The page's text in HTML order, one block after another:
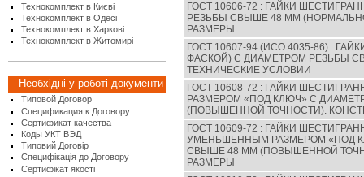
Технокомплект в Києві
Технокомплект в Одесі
Технокомплект в Харкові
Технокомплект в Житомирі
Необхідні у роботі документи
Типовой Договор
Спецификация к Договору
Сертификат качества
Коды УКТ ВЭД
Типовий Договір
Специфікація до Договору
Сертифікат якості
ГОСТ 10606-72 : ГАЙКИ
РЕЗЬБЫ СВЫШЕ 48 ММ
РАЗМЕРЫ
ГОСТ 10607-94 (ИСО 4035-86) :
ФАСКОЙ) С ДИАМЕТРОМ РЕЗЬБЫ
ТЕХНИЧЕСКИЕ УСЛОВИИ
ГОСТ 10608-72 : ГАЙКИ
РАЗМЕРОМ «ПОД КЛЮЧ» С
(ПОВЫШЕННОЙ ТОЧНОСТИ).
ГОСТ 10609-72 : ГАЙКИ
УМЕНЬШЕННЫМ РАЗМЕРОМ «ПОД
СВЫШЕ 48 ММ (ПОВЫШЕННОЙ
РАЗМЕРЫ